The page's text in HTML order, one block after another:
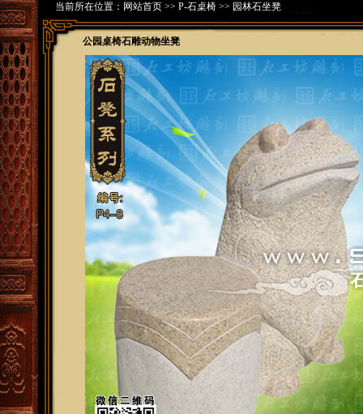
当前所在位置： 网站首页>> P-石桌椅>> 园林石坐凳
公园桌椅石雕动物坐凳